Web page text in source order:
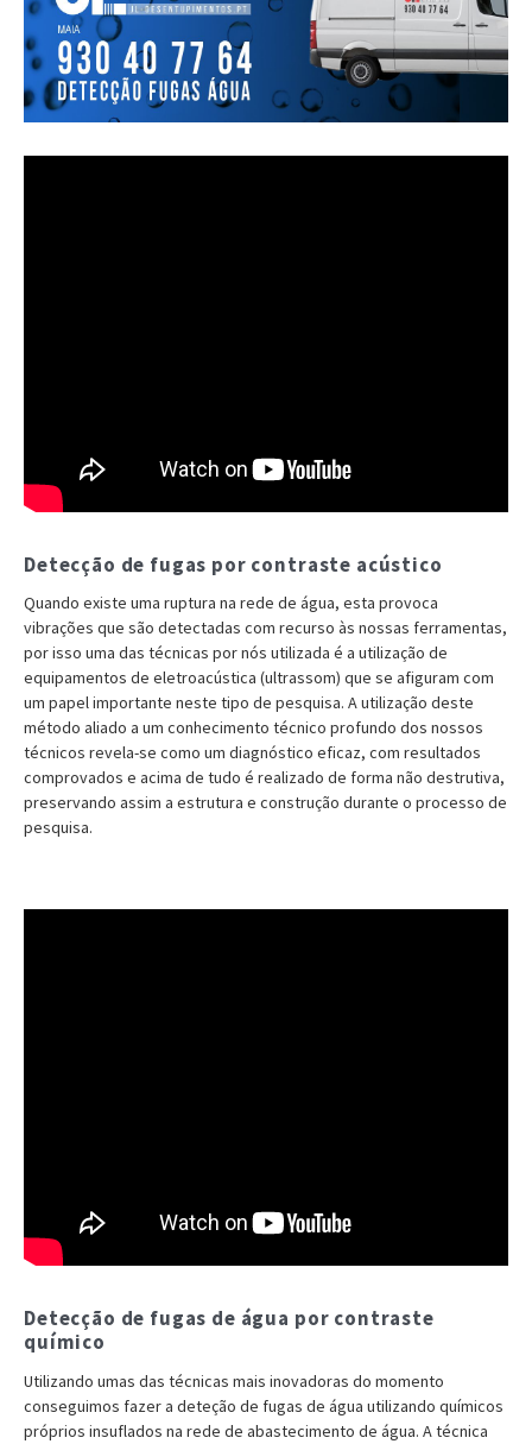
Detecção de fugas por contraste acústico
Quando existe uma ruptura na rede de água, esta provoca
vibrações que são detectadas com recurso às nossas ferramentas,
por isso uma das técnicas por nós utilizada é a utilização de
equipamentos de eletroacústica (ultrassom) que se afiguram com
um papel importante neste tipo de pesquisa. A utilização deste
método aliado a um conhecimento técnico profundo dos nossos
técnicos revela-se como um diagnóstico eficaz, com resultados
comprovados e acima de tudo é realizado de forma não destrutiva,
preservando assim a estrutura e construção durante o processo de
pesquisa.
Detecção de fugas de água por contraste
químico
Utilizando umas das técnicas mais inovadoras do momento
conseguimos fazer a deteção de fugas de água utilizando químicos
próprios insuflados na rede de abastecimento de água. A técnica